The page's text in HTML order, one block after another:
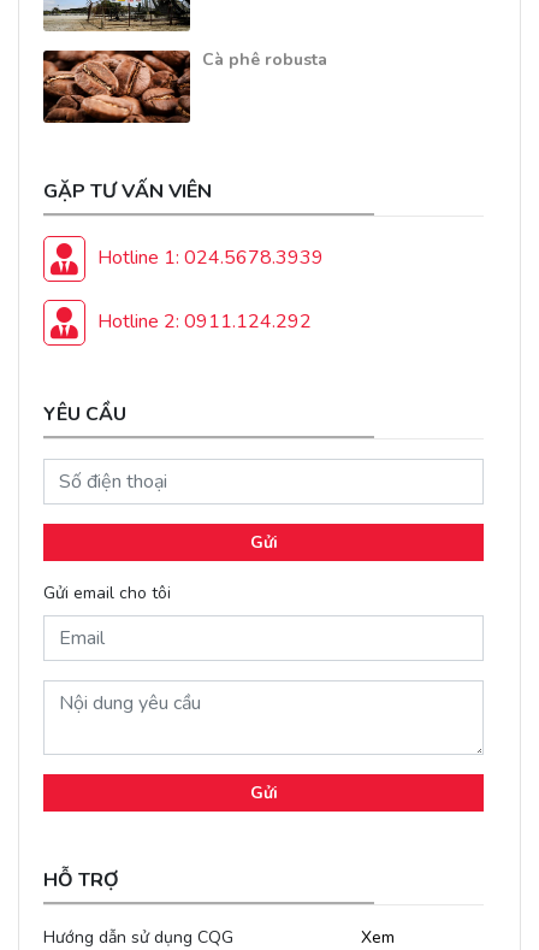
Cà phê robusta
GẶP TƯ VẤN VIÊN
Hotline 1: 024.5678.3939
Hotline 2: 0911.124.292
YÊU CẦU
Gửi
Gửi email cho tôi
Gửi
HỖ TRỢ
Hướng dẫn sử dụng CQG
Xem